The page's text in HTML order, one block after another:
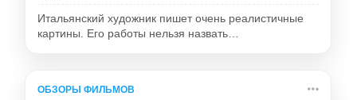
Итальянский художник пишет очень реалистичные
картины. Его работы нельзя назвать…
ОБЗОРЫ ФИЛЬМОВ